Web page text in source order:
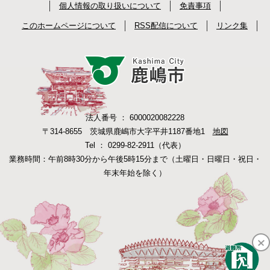
個人情報の取り扱いについて 免責事項
このホームページについて RSS配信について リンク集
法人番号 ： 6000020082228
〒314-8655 茨城県鹿嶋市大字平井1187番地1 地図
Tel ： 0299-82-2911（代表）
業務時間：午前8時30分から午後5時15分まで（土曜日・日曜日・祝日・
年末年始を除く）